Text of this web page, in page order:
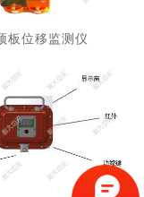
板位移监测仪